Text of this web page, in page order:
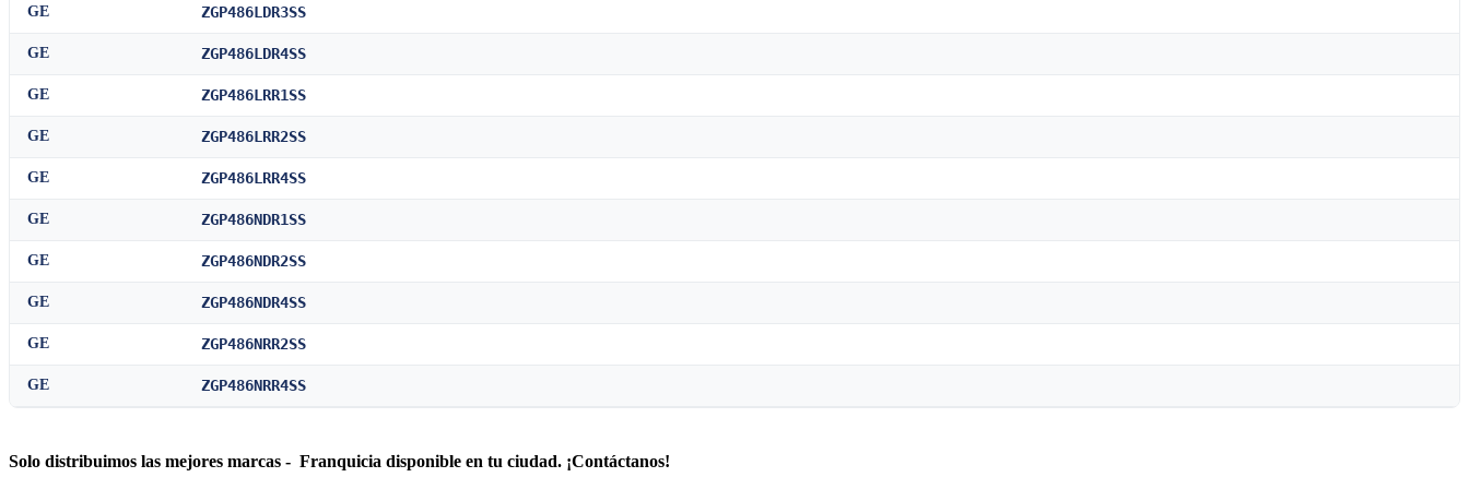
GE ZGP486LDR3SS
GE ZGP486LDR4SS
GE ZGP486LRR1SS
GE ZGP486LRR2SS
GE ZGP486LRR4SS
GE ZGP486NDR1SS
GE ZGP486NDR2SS
GE ZGP486NDR4SS
GE ZGP486NRR2SS
GE ZGP486NRR4SS
Solo distribuimos las mejores marcas - Franquicia disponible en tu ciudad. ¡Contáctanos!